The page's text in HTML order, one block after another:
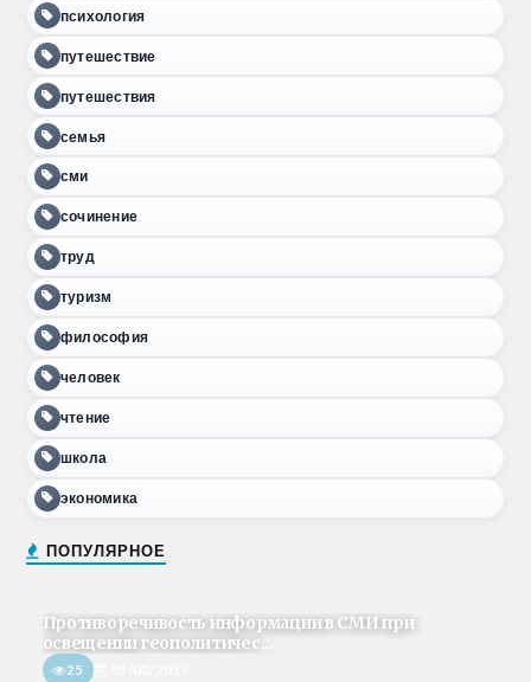
психология
путешествие
путешествия
семья
сми
сочинение
труд
туризм
философия
человек
чтение
школа
экономика
ПОПУЛЯРНОЕ
Противоречивость информации в СМИ при
освещении геополитичес...
25